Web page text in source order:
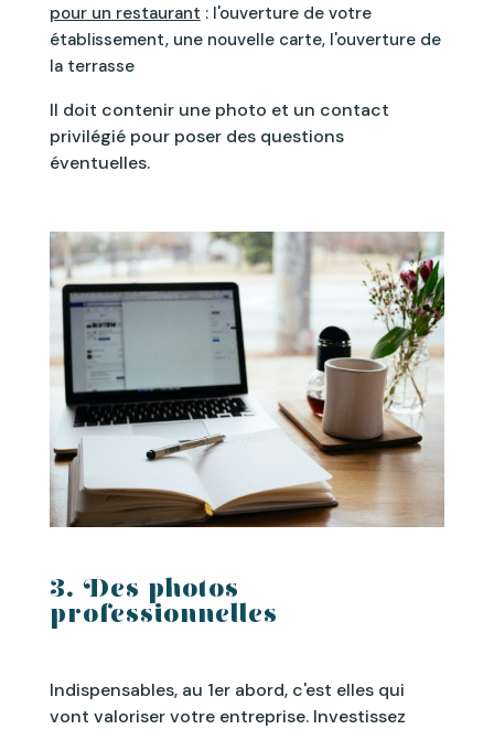
pour un restaurant : l'ouverture de votre
établissement, une nouvelle carte, l'ouverture de
la terrasse
Il doit contenir une photo et un contact
privilégié pour poser des questions
éventuelles.
3. Des photos
professionnelles
Indispensables, au 1er abord, c'est elles qui
vont valoriser votre entreprise. Investissez